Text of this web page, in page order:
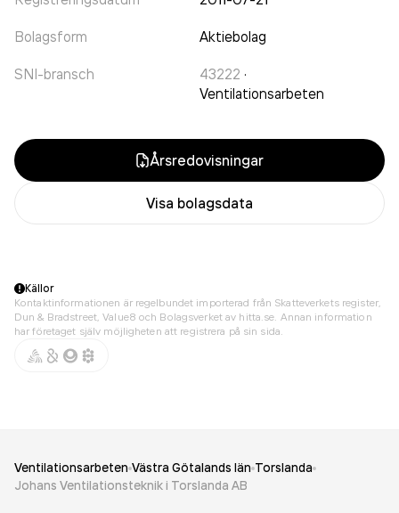
Bolagsform Aktiebolag
SNI-bransch 43222 ·
Ventilationsarbeten
Årsredovisningar
Visa bolagsdata
Källor
Kontaktinformationen är regelbundet importerad från Skatteverkets register,
Dun & Bradstreet, Value8 och Bolagsverket av hitta.se. Annan information
har företaget själv möjligheten att registrera på sin sida.
Ventilationsarbeten Västra Götalands län Torslanda
Johans Ventilationsteknik i Torslanda AB